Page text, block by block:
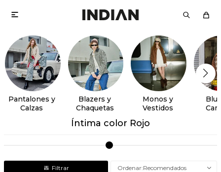

Pantalones y
Calzas
Blazers y
Chaquetas
Monos y
Vestidos
Íntima color Rojo
Recomendados